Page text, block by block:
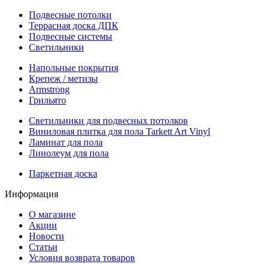
Подвесные потолки
Террасная доска ДПК
Подвесные системы
Светильники
Напольные покрытия
Крепеж / метизы
Armstrong
Грильято
Светильники для подвесных потолков
Виниловая плитка для пола Tarkett Art Vinyl
Ламинат для пола
Линолеум для пола
Паркетная доска
Информация
О магазине
Акции
Новости
Статьи
Условия возврата товаров